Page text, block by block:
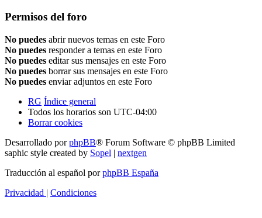
Permisos del foro
No puedes abrir nuevos temas en este Foro
No puedes responder a temas en este Foro
No puedes editar sus mensajes en este Foro
No puedes borrar sus mensajes en este Foro
No puedes enviar adjuntos en este Foro
RG Índice general
Todos los horarios son UTC-04:00
Borrar cookies
Desarrollado porphpBB® Forum Software © phpBB Limited
saphic style created by Sopel | nextgen
Traducción al español porphpBB España
Privacidad | Condiciones